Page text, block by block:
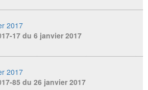
2017
17 du 6 janvier 2017
2017
85 du 26 janvier 2017